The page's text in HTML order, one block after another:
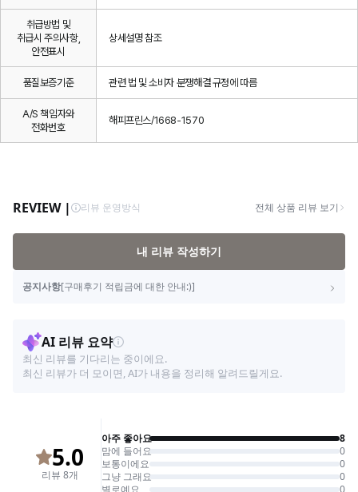
취급방법 및
취급시 주의사항,
안전표시
상세설명 참조
품질보증기준 관련 법 및 소비자 분쟁해결 규정에 따름
A/S 책임자와
전화번호
해피프린스/1668-1570